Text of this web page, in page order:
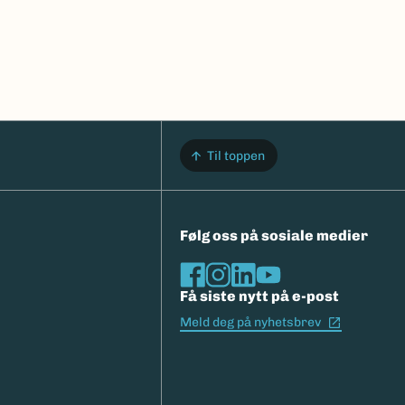
Til toppen
Følg oss på sosiale medier
Få siste nytt på e-post
Meld deg på nyhetsbrev